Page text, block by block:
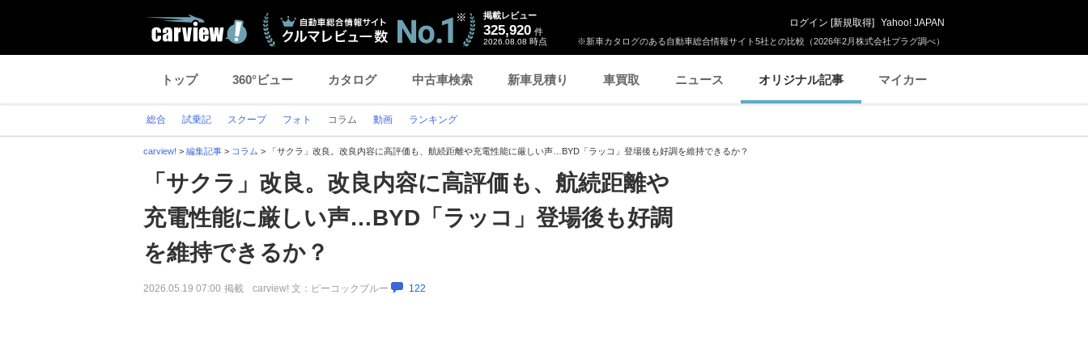
※新車カタログのある自動車総合情報サイト5社との比較（2026年2月株式会社プラグ調べ）
掲載レビュー
325,920 件
2026.08.08 時点
ログイン [新規取得] Yahoo! JAPAN
トップ 360°ビュー カタログ 中古車検索 新車見積り 車買取 ニュース オリジナル記事 マイカー
総合 試乗記 スクープ フォト コラム 動画 ランキング
carview! > 編集記事 > コラム > 「サクラ」改良。改良内容に高評価も、航続距離や充電性能に厳しい声…BYD「ラッコ」登場後も好調を維持できるか？
「サクラ」改良。改良内容に高評価も、航続距離や
充電性能に厳しい声…BYD「ラッコ」登場後も好調
を維持できるか？
2026.05.19 07:00 掲載 carview! 文：ピーコックブルー 122